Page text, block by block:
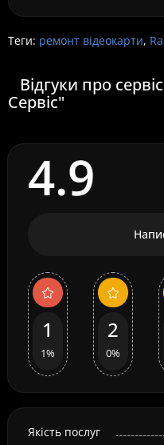
Теги: ремонт відеокарти,
Відгуки про
Сервіс"
4.9
1
1%
2
0%
Якість послуг